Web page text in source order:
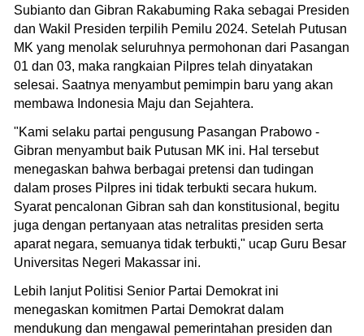
Subianto dan Gibran Rakabuming Raka sebagai Presiden
dan Wakil Presiden terpilih Pemilu 2024. Setelah Putusan
MK yang menolak seluruhnya permohonan dari Pasangan
01 dan 03, maka rangkaian Pilpres telah dinyatakan
selesai. Saatnya menyambut pemimpin baru yang akan
membawa Indonesia Maju dan Sejahtera.
"Kami selaku partai pengusung Pasangan Prabowo -
Gibran menyambut baik Putusan MK ini. Hal tersebut
menegaskan bahwa berbagai pretensi dan tudingan
dalam proses Pilpres ini tidak terbukti secara hukum.
Syarat pencalonan Gibran sah dan konstitusional, begitu
juga dengan pertanyaan atas netralitas presiden serta
aparat negara, semuanya tidak terbukti," ucap Guru Besar
Universitas Negeri Makassar ini.
Lebih lanjut Politisi Senior Partai Demokrat ini
menegaskan komitmen Partai Demokrat dalam
mendukung dan mengawal pemerintahan presiden dan